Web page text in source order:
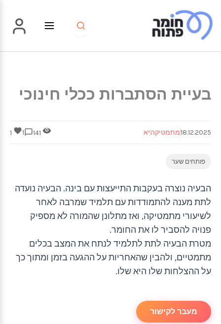
לתוכן
בעיית הסתברות ככלי חינוכי
18.12.2025מתמטיקהיא 1
פותחים שער
הבעיה נוצרה בעקבות התייעצות עם בינה. הבעיה נועדה
לתת מענה להתמודדות עם תלמיד שמרבה לאחר
לשיעורי מתמטיקה, ואז מתלונן שהמורה לא מספיק
פנויה להסביר לו את החומר.
מטרת הבעיה לתת לתלמיד לנתח את המצב בכלים
מתמטיים, ולהבין שהאחריות על ההגעה בזמן ומתוך כך
על ההצלחות שלו היא שלו.
מעבר לקישור